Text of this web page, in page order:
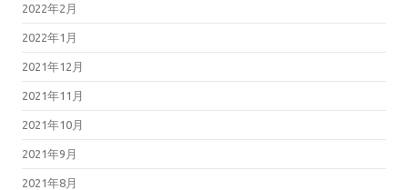
2022年2月
2022年1月
2021年12月
2021年11月
2021年10月
2021年9月
2021年8月